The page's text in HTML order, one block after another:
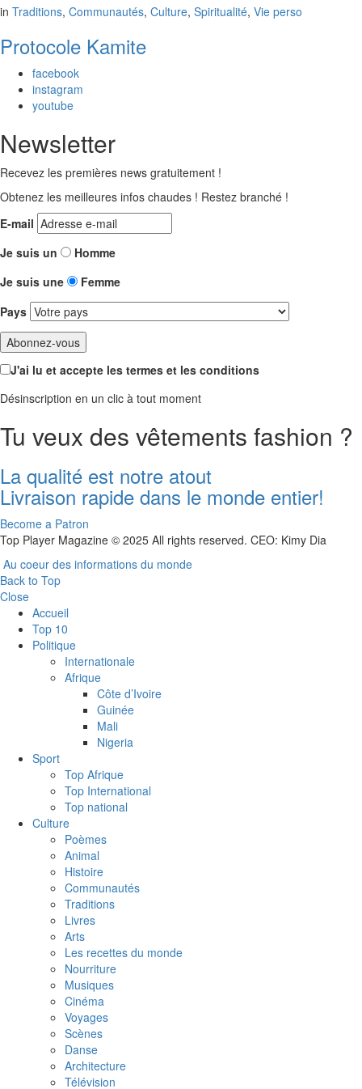
in Traditions, Communautés, Culture, Spiritualité, Vie perso
Protocole Kamite
facebook
instagram
youtube
Newsletter
Recevez les premières news gratuitement !
Obtenez les meilleures infos chaudes ! Restez branché !
E-mail
Je suis un
Homme
Je suis une
Femme
Pays
J'ai lu et accepte les termes et les conditions
Désinscription en un clic à tout moment
Tu veux des vêtements fashion ?
La qualité est notre atout
Livraison rapide dans le monde entier!
Become a Patron
Top Player Magazine © 2025 All rights reserved. CEO: Kimy Dia
Au coeur des informations du monde
Back to Top
Close
Accueil
Top 10
Politique
Internationale
Afrique
Côte d’Ivoire
Guinée
Mali
Nigeria
Sport
Top Afrique
Top International
Top national
Culture
Poèmes
Animal
Histoire
Communautés
Traditions
Livres
Arts
Les recettes du monde
Nourriture
Musiques
Cinéma
Voyages
Scènes
Danse
Architecture
Télévision